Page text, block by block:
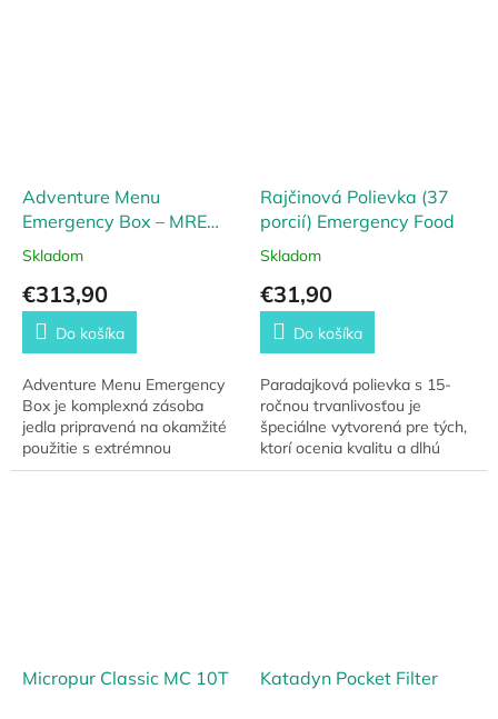
Adventure Menu
Emergency Box – MRE
núdzové potraviny (15
rokov trvanlivosť)
Skladom
€313,90
Do košíka
Adventure Menu Emergency
Box je komplexná zásoba
jedla pripravená na okamžité
použitie s extrémnou
trvanlivosťou až 15 rokov.
Rajčinová Polievka (37
porcií) Emergency Food
Skladom
€31,90
Do košíka
Paradajková polievka s 15-
ročnou trvanlivosťou je
špeciálne vytvorená pre tých,
ktorí ocenia kvalitu a dlhú
skladovateľnosť. Starostlivo
Micropur Classic MC 10T Katadyn Pocket Filter